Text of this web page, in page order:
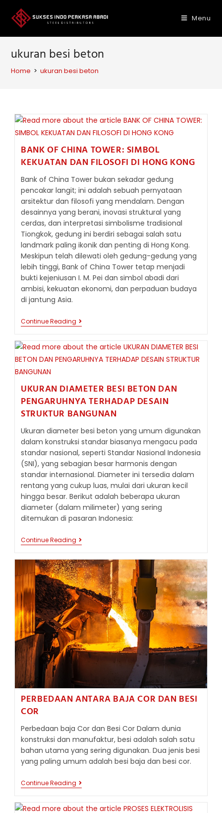
content
Menu
ukuran besi beton
Home > ukuran besi beton
BANK OF CHINA TOWER: SIMBOL
KEKUATAN DAN FILOSOFI DI HONG KONG
Bank of China Tower bukan sekadar gedung
pencakar langit; ini adalah sebuah pernyataan
arsitektur dan filosofi yang mendalam. Dengan
desainnya yang berani, inovasi struktural yang
cerdas, dan interpretasi simbolisme tradisional
Tiongkok, gedung ini berdiri sebagai salah satu
landmark paling ikonik dan penting di Hong Kong.
Meskipun telah dilewati oleh gedung-gedung yang
lebih tinggi, Bank of China Tower tetap menjadi
bukti kejeniusan I. M. Pei dan simbol abadi dari
ambisi, kekuatan ekonomi, dan perpaduan budaya
di jantung Asia.
Continue Reading BANK
OF
TOWER:
KEKUATAN
DI
HONG
KONG
UKURAN DIAMETER BESI BETON DAN
PENGARUHNYA TERHADAP DESAIN
STRUKTUR BANGUNAN
Ukuran diameter besi beton yang umum digunakan
dalam konstruksi standar biasanya mengacu pada
standar nasional, seperti Standar Nasional Indonesia
(SNI), yang sebagian besar harmonis dengan
standar internasional. Diameter ini tersedia dalam
rentang yang cukup luas, mulai dari ukuran kecil
hingga besar. Berikut adalah beberapa ukuran
diameter (dalam milimeter) yang sering
ditemukan di pasaran Indonesia:
Continue Reading UKURAN
DIAMETER
BETON
DAN
PENGARUHNYA
TERHADAP
DESAIN
STRUKTUR
BANGUNAN
PERBEDAAN ANTARA BAJA COR DAN BESI
COR
Perbedaan baja Cor dan Besi Cor Dalam dunia
konstruksi dan manufaktur, besi adalah salah satu
bahan utama yang sering digunakan. Dua jenis besi
yang paling umum adalah besi baja dan besi cor.
Continue Reading PERBEDAAN
ANTARA
COR